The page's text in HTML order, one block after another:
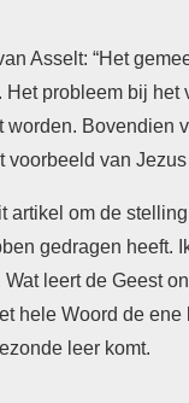
Asselt: “Het
probleem bij
Bovendien
van Jezus
artikel om de
gedragen heeft.
leert de Geest
hele Woord de
leer komt.